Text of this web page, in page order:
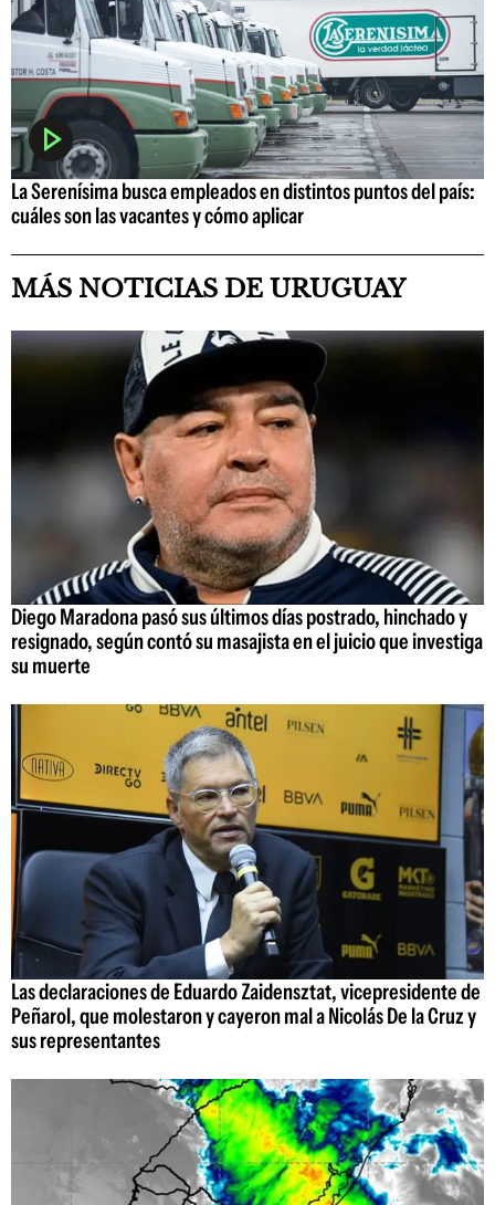
La Serenísima busca empleados en distintos puntos del país:
cuáles son las vacantes y cómo aplicar
MÁS NOTICIAS DE URUGUAY
Diego Maradona pasó sus últimos días postrado, hinchado y
resignado, según contó su masajista en el juicio que investiga
su muerte
Las declaraciones de Eduardo Zaidensztat, vicepresidente de
Peñarol, que molestaron y cayeron mal a Nicolás De la Cruz y
sus representantes